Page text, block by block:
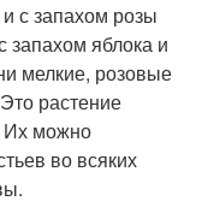
с запахом розы
запахом яблока и
мелкие, розовые
растение
Их можно
во всяких